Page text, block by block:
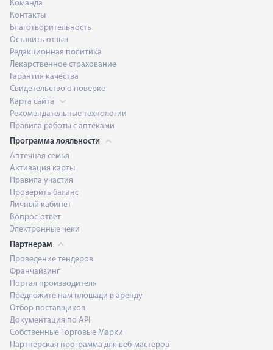
Команда
Контакты
Благотворительность
Оставить отзыв
Редакционная политика
Лекарственное страхование
Гарантия качества
Свидетельство о поверке
Карта сайта
Рекомендательные технологии
Правила работы с аптеками
Программа лояльности
Аптечная семья
Активация карты
Правила участия
Проверить баланс
Личный кабинет
Вопрос-ответ
Электронные чеки
Партнерам
Проведение тендеров
Франчайзинг
Портал производителя
Предложите нам площади в аренду
Отбор поставщиков
Документация по API
Собственные Торговые Марки
Партнерская программа для веб-мастеров